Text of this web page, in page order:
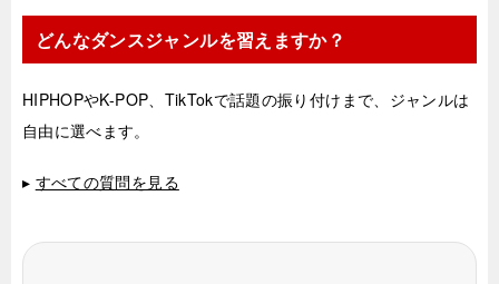
どんなダンスジャンルを習えますか？
HIPHOPやK-POP、TikTokで話題の振り付けまで、ジャンルは
自由に選べます。
▸ すべての質問を見る